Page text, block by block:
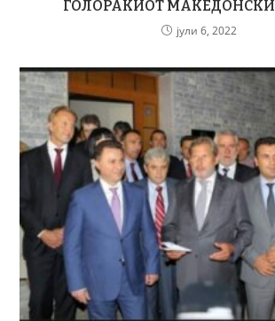
ГОЛОРАКИОТ
јули 6, 2022